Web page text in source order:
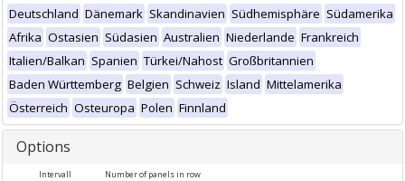
Deutschland Dänemark Skandinavien Südhemisphäre Südamerika
Afrika Ostasien Südasien Australien Niederlande Frankreich
Italien/Balkan Spanien Türkei/Nahost Großbritannien
Baden Württemberg Belgien Schweiz Island Mittelamerika
Österreich Osteuropa Polen Finnland
Options
Intervall Number of panels in row